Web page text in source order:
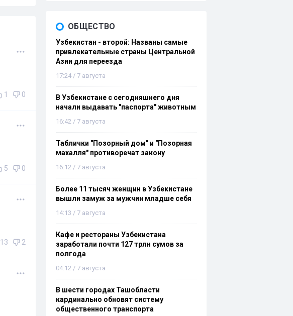
1 0
5 0
13 2
ОБЩЕСТВО
Узбекистан - второй: Названы самые
привлекательные страны Центральной
Азии для переезда
17:24 / 7 августа
В Узбекистане с сегодняшнего дня
начали выдавать "паспорта" животным
16:42 / 7 августа
Таблички "Позорный дом" и "Позорная
махалля" противоречат закону
16:12 / 7 августа
Более 11 тысяч женщин в Узбекистане
вышли замуж за мужчин младше себя
14:13 / 7 августа
Кафе и рестораны Узбекистана
заработали почти 127 трлн сумов за
полгода
04:12 / 7 августа
В шести городах Ташобласти
кардинально обновят систему
общественного транспорта